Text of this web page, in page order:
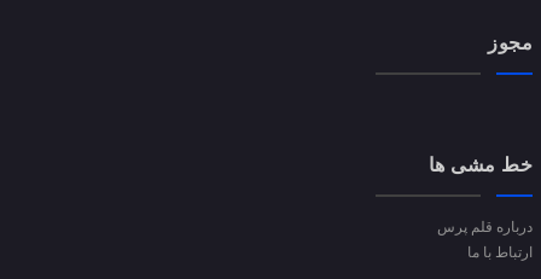
مجوز
خط مشی ها
درباره قلم پرس
ارتباط با ما